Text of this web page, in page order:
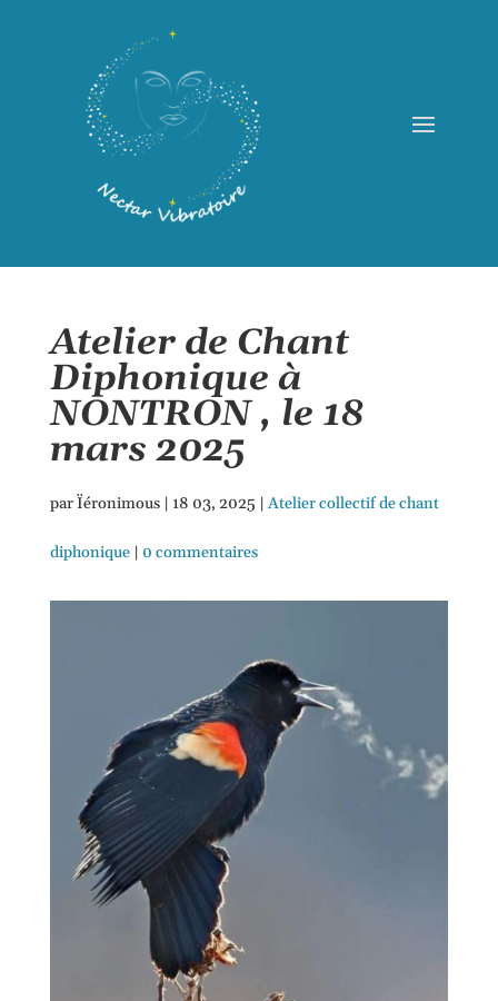
Atelier de Chant
Diphonique à
NONTRON , le 18
mars 2025
parÏéronimous| 18 03, 2025 | Atelier collectif de chant
diphonique| 0 commentaires